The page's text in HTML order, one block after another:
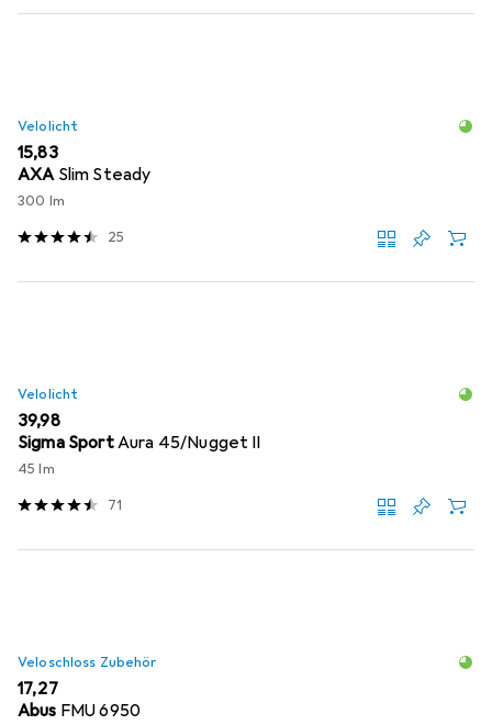
Velolicht
EUR
15,83
AXA Slim Steady
300 lm
25
Velolicht
EUR
39,98
Sigma SportAura 45/Nugget II
45 lm
71
Veloschloss Zubehör
EUR
17,27
Abus FMU 6950